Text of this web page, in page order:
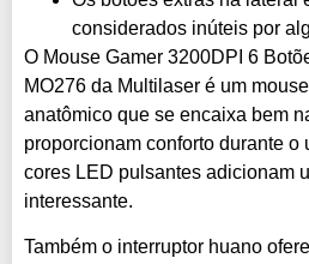
considerados inúteis por
O Mouse Gamer 3200DPI 6
MO276 da Multilaser é um
anatômico que se encaixa bem
proporcionam conforto durante o
cores LED pulsantes adicionam
interessante.
Também o interruptor huano